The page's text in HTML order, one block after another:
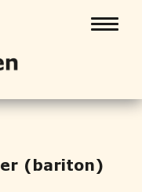
(bariton)